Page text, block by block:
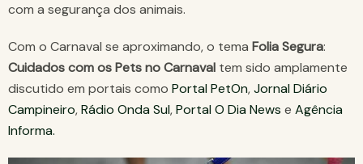
com a segurança dos animais.
Com o Carnaval se aproximando, o tema Folia Segura:
Cuidados com os Pets no Carnaval tem sido amplamente
discutido em portais como Portal PetOn,Jornal Diário
Campineiro,Rádio Onda Sul,Portal O Dia News e Agência
Informa.